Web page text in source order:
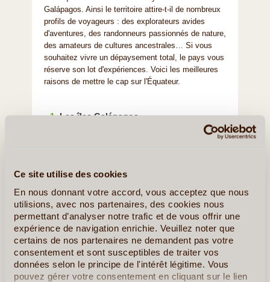
Ce site utilise des cookies
En nous donnant votre accord, vous acceptez que nous
utilisions, avec nos partenaires, des cookies nous
permettant d’analyser notre trafic et de vous offrir une
expérience de navigation enrichie. Veuillez noter que
certains de nos partenaires ne demandent pas votre
consentement et sont susceptibles de traiter vos
données selon le principe de l'intérêt légitime. Vous
pouvez gérer votre consentement en cliquant sur le lien
Galápagos. Ainsi le territoire attire-t-il de nombreux
profils de voyageurs : des explorateurs avides
d'aventures, des randonneurs passionnés de nature,
des amateurs de cultures ancestrales… Si vous
souhaitez vivre un dépaysement total, le pays vous
réserve son lot d'expériences. Voici les meilleures
raisons de mettre le cap sur l'Équateur.
1. Les îles Galápagos
6. La route des volcans
7. La richesse de la biodiversité locale
8. Les plages de rêve du Pacifique
EN DETAIL